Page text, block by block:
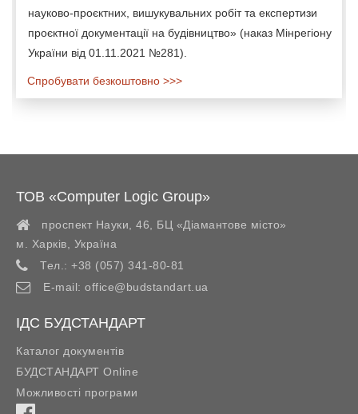
науково-проєктних, вишукувальних робіт та експертизи
проєктної документації на будівництво» (наказ Мінрегіону
України від 01.11.2021 №281).
Спробувати безкоштовно >>>
ТОВ «Computer Logic Group»
проспект Науки, 46, БЦ «Діамантове місто»
м. Харків
Україна
Тел.: +38 (057) 341-80-81
E-mail: office@budstandart.ua
ІДС БУДСТАНДАРТ
Каталог документів
БУДСТАНДАРТ Online
Можливості програми